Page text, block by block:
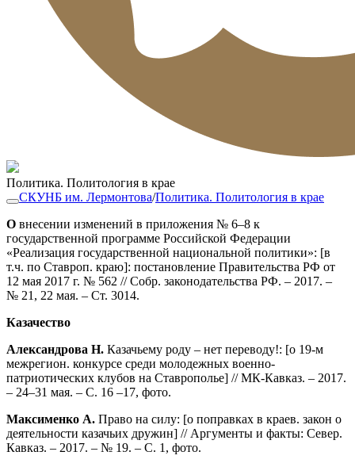
Политика. Политология в крае
СКУНБ им. Лермонтова/Политика. Политология в крае
О внесении изменений в приложения № 6–8 к
государственной программе Российской Федерации
«Реализация государственной национальной политики»: [в
т.ч. по Ставроп. краю]: постановление Правительства РФ от
12 мая 2017 г. № 562 // Собр. законодательства РФ. – 2017. –
№ 21, 22 мая. – Ст. 3014.
Казачество
Александрова Н. Казачьему роду – нет переводу!: [о 19-м
межрегион. конкурсе среди молодежных военно-
патриотических клубов на Ставрополье] // МК-Кавказ. – 2017.
– 24–31 мая. – С. 16 –17, фото.
Максименко А. Право на силу: [о поправках в краев. закон о
деятельности казачьих дружин] // Аргументы и факты: Север.
Кавказ. – 2017. – № 19. – С. 1, фото.